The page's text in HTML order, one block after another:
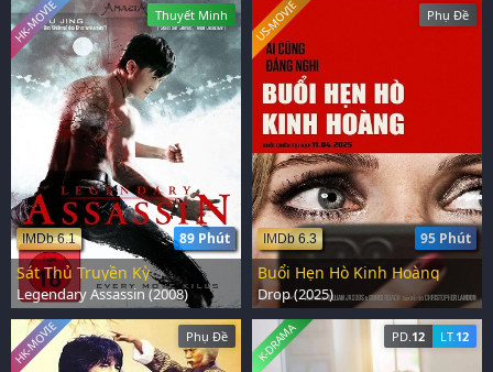
Thuyết Minh
89 Phút
IMDb 6.1
HK-MOVIE
Sát Thủ Truyền Kỳ
Legendary Assassin (2008)
Phụ Đề
95 Phút
IMDb 6.3
US-MOVIE
Buổi Hẹn Hò Kinh Hoàng
Drop (2025)
Phụ Đề
HK-MOVIE PD. 12 LT. 12
K-DRAMA